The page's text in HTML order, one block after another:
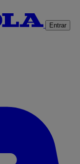
Entrar